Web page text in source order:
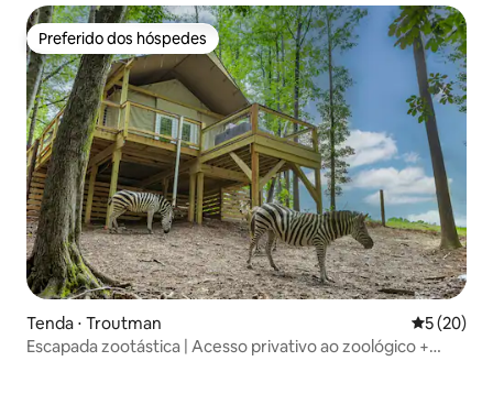
Preferido dos hóspedes
Preferido dos hóspedes
Tenda ⋅ Troutman 5 de uma
5 (20)
Escapada zootástica | Acesso privativo ao zoológico +